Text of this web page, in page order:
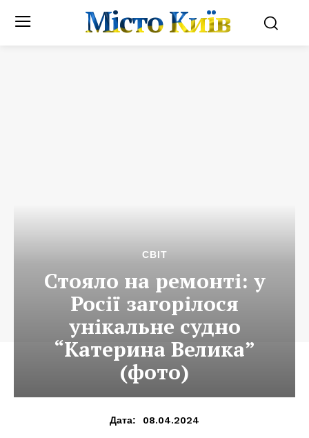
Місто Київ
СВІТ
Стояло на ремонті: у
Росії загорілося
унікальне судно
“Катерина Велика”
(фото)
Дата: 08.04.2024